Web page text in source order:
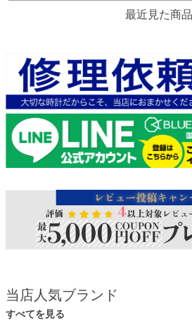
最近見た商品
当店人気ブランド
すべてを見る